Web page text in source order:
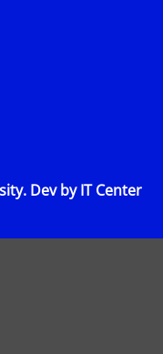
Dev by IT Center